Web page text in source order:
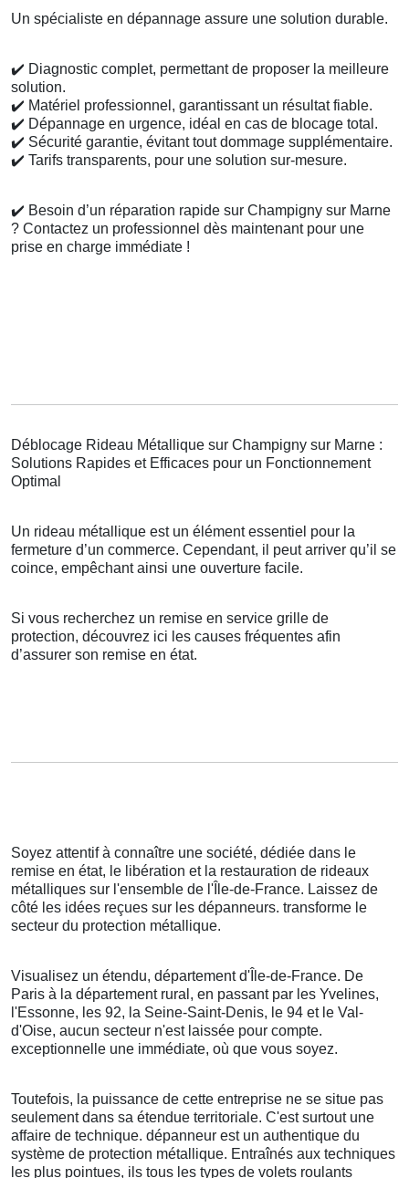
Un spécialiste en dépannage assure une solution durable.
✔️ Diagnostic complet, permettant de proposer la meilleure
solution.
✔️ Matériel professionnel, garantissant un résultat fiable.
✔️ Dépannage en urgence, idéal en cas de blocage total.
✔️ Sécurité garantie, évitant tout dommage supplémentaire.
✔️ Tarifs transparents, pour une solution sur-mesure.
✔️ Besoin d’un réparation rapide sur Champigny sur Marne
? Contactez un professionnel dès maintenant pour une
prise en charge immédiate !
Déblocage Rideau Métallique sur Champigny sur Marne :
Solutions Rapides et Efficaces pour un Fonctionnement
Optimal
Un rideau métallique est un élément essentiel pour la
fermeture d’un commerce. Cependant, il peut arriver qu’il se
coince, empêchant ainsi une ouverture facile.
Si vous recherchez un remise en service grille de
protection, découvrez ici les causes fréquentes afin
d’assurer son remise en état.
Soyez attentif à connaître une société, dédiée dans le
remise en état, le libération et la restauration de rideaux
métalliques sur l'ensemble de l'Île-de-France. Laissez de
côté les idées reçues sur les dépanneurs. transforme le
secteur du protection métallique.
Visualisez un étendu, département d'Île-de-France. De
Paris à la département rural, en passant par les Yvelines,
l'Essonne, les 92, la Seine-Saint-Denis, le 94 et le Val-
d'Oise, aucun secteur n'est laissée pour compte.
exceptionnelle une immédiate, où que vous soyez.
Toutefois, la puissance de cette entreprise ne se situe pas
seulement dans sa étendue territoriale. C'est surtout une
affaire de technique. dépanneur est un authentique du
système de protection métallique. Entraînés aux techniques
les plus pointues, ils tous les types de volets roulants